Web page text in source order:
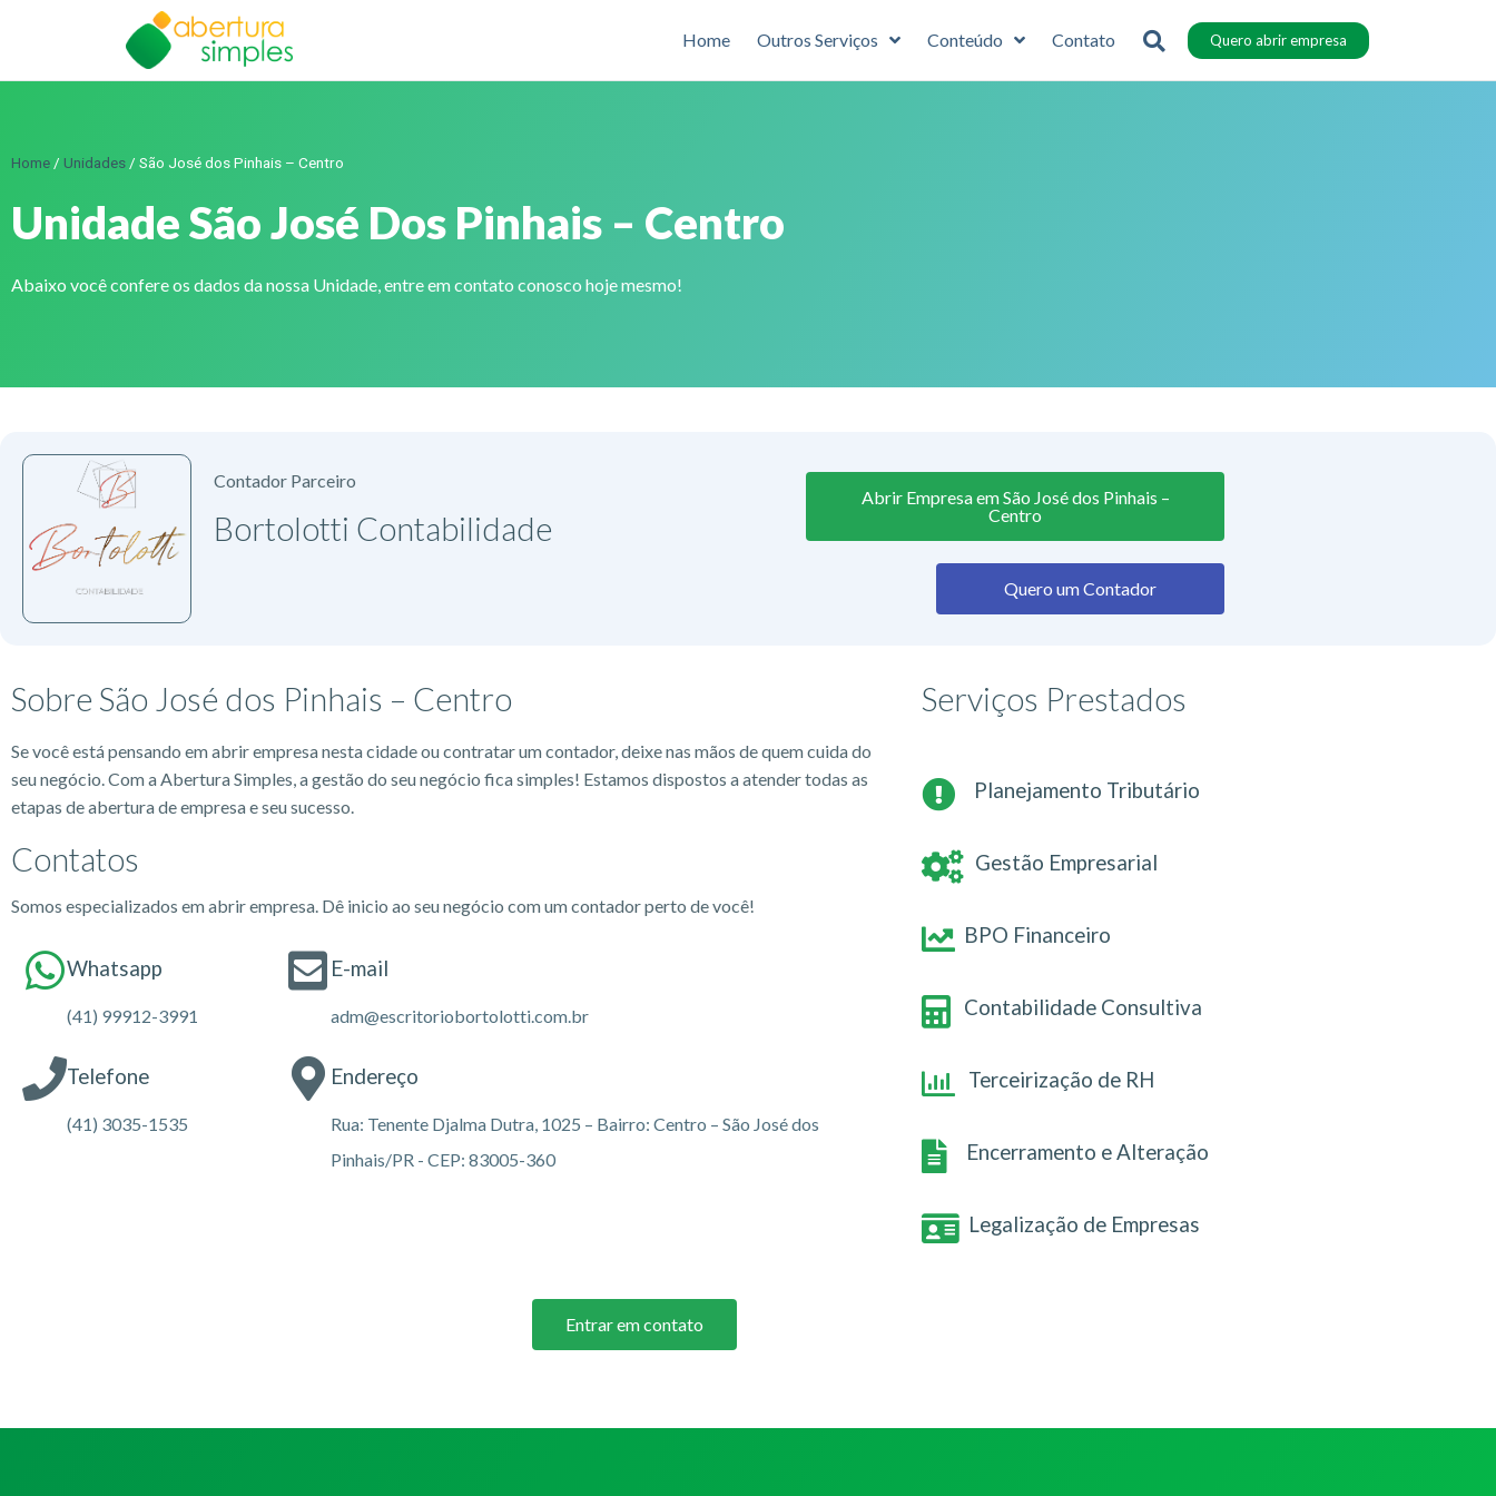
Home Outros Serviços Conteúdo Contato Quero abrir empresa
Home / Unidades / São José dos Pinhais – Centro
Unidade São José Dos Pinhais – Centro
Abaixo você confere os dados da nossa Unidade, entre em contato conosco hoje mesmo!
Contador Parceiro
Bortolotti Contabilidade
Abrir Empresa em São José dos Pinhais –
Centro
Quero um Contador
Sobre São José dos Pinhais – Centro
Se você está pensando em abrir empresa nesta cidade ou contratar um contador, deixe nas mãos de quem cuida do
seu negócio. Com a Abertura Simples, a gestão do seu negócio fica simples! Estamos dispostos a atender todas as
etapas de abertura de empresa e seu sucesso.
Contatos
Somos especializados em abrir empresa. Dê inicio ao seu negócio com um contador perto de você!
Whatsapp
(41) 99912-3991
Telefone
(41) 3035-1535
E-mail
adm@escritoriobortolotti.com.br
Endereço
Rua: Tenente Djalma Dutra, 1025 – Bairro: Centro – São José dos
Pinhais/PR - CEP: 83005-360
Serviços Prestados
Planejamento Tributário
Gestão Empresarial
BPO Financeiro
Contabilidade Consultiva
Terceirização de RH
Encerramento e Alteração
Legalização de Empresas
Entrar em contato